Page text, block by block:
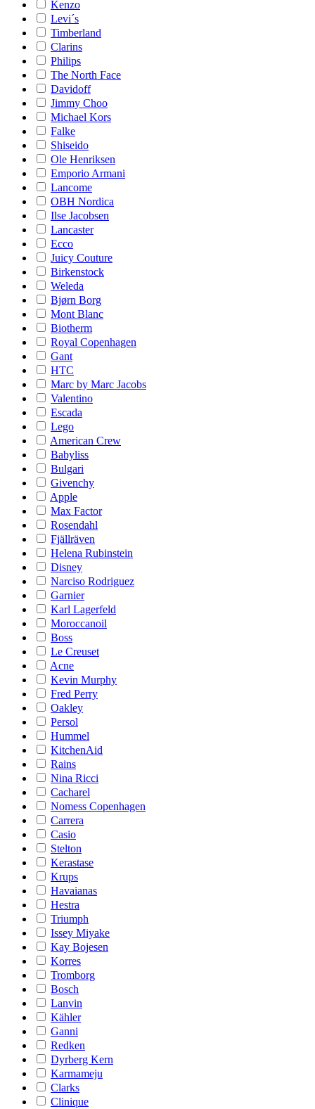
Kenzo
Levi´s
Timberland
Clarins
Philips
The North Face
Davidoff
Jimmy Choo
Michael Kors
Falke
Shiseido
Ole Henriksen
Emporio Armani
Lancome
OBH Nordica
Ilse Jacobsen
Lancaster
Ecco
Juicy Couture
Birkenstock
Weleda
Bjørn Borg
Mont Blanc
Biotherm
Royal Copenhagen
Gant
HTC
Marc by Marc Jacobs
Valentino
Escada
Lego
American Crew
Babyliss
Bulgari
Givenchy
Apple
Max Factor
Rosendahl
Fjällräven
Helena Rubinstein
Disney
Narciso Rodriguez
Garnier
Karl Lagerfeld
Moroccanoil
Boss
Le Creuset
Acne
Kevin Murphy
Fred Perry
Oakley
Persol
Hummel
KitchenAid
Rains
Nina Ricci
Cacharel
Nomess Copenhagen
Carrera
Casio
Stelton
Kerastase
Krups
Havaianas
Hestra
Triumph
Issey Miyake
Kay Bojesen
Korres
Tromborg
Bosch
Lanvin
Kähler
Ganni
Redken
Dyrberg Kern
Karmameju
Clarks
Clinique